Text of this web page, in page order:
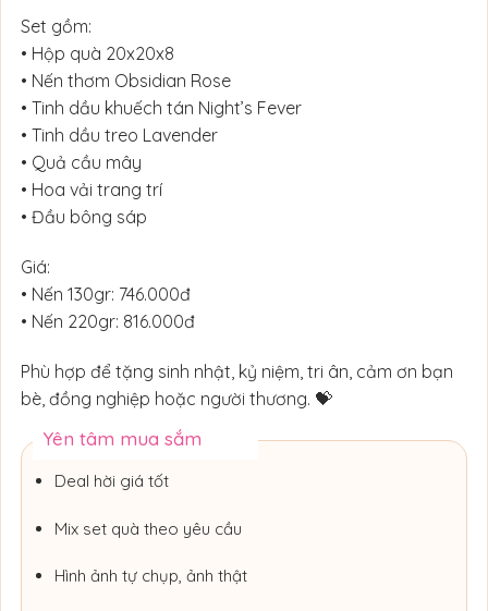
Set gồm:
• Hộp quà 20x20x8
• Nến thơm Obsidian Rose
• Tinh dầu khuếch tán Night’s Fever
• Tinh dầu treo Lavender
• Quả cầu mây
• Hoa vải trang trí
• Đầu bông sáp
Giá:
• Nến 130gr: 746.000đ
• Nến 220gr: 816.000đ
Phù hợp để tặng sinh nhật, kỷ niệm, tri ân, cảm ơn bạn
bè, đồng nghiệp hoặc người thương. 💝
Yên tâm mua sắm
Deal hời giá tốt
Mix set quà theo yêu cầu
Hình ảnh tự chụp, ảnh thật